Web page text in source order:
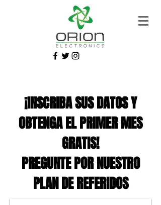
¡INSCRIBA SUS DATOS Y
OBTENGA EL PRIMER MES
GRATIS!
PREGUNTE POR NUESTRO
PLAN DE REFERIDOS
Control desde la palma de su mano
Controle su Moto desde su dispositivo Movil